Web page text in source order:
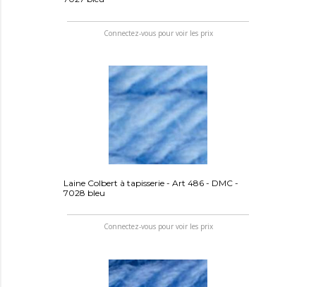
Connectez-vous pour voir les prix
Laine Colbert à tapisserie - Art 486 - DMC -
7028 bleu
Connectez-vous pour voir les prix